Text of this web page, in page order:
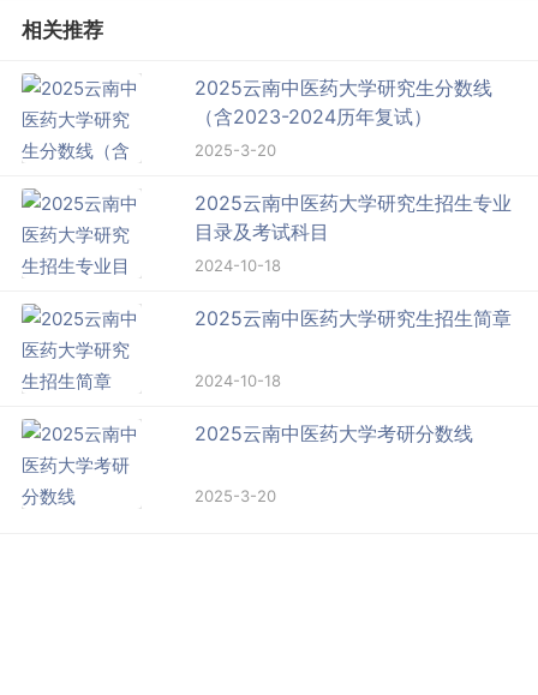
相关推荐
2025云南中医药大学研究生分数线
（含2023-2024历年复试）
2025-3-20
2025云南中医药大学研究生招生专业
目录及考试科目
2024-10-18
2025云南中医药大学研究生招生简章
2024-10-18
2025云南中医药大学考研分数线
2025-3-20